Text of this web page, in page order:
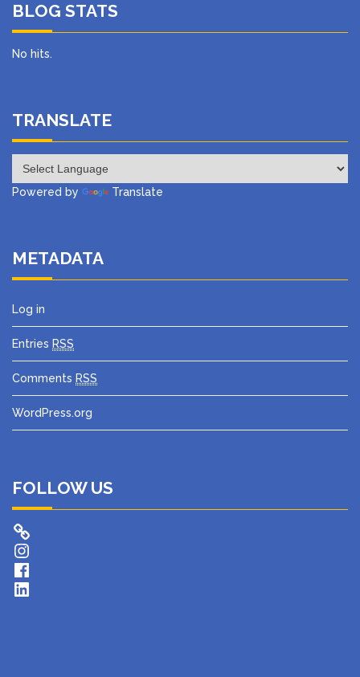
BLOG STATS
No hits.
TRANSLATE
Powered by Translate
METADATA
Log in
Entries RSS
Comments RSS
WordPress.org
FOLLOW US
Instagram
Facebook
LinkedIn